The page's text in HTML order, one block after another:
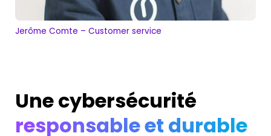
Jerôme Comte – Customer service
Une cybersécurité
responsable et durable